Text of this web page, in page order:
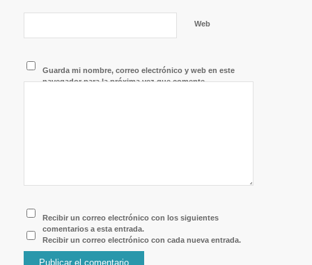
Web
Guarda mi nombre, correo electrónico y web en este
navegador para la próxima vez que comente.
Recibir un correo electrónico con los siguientes
comentarios a esta entrada.
Recibir un correo electrónico con cada nueva entrada.